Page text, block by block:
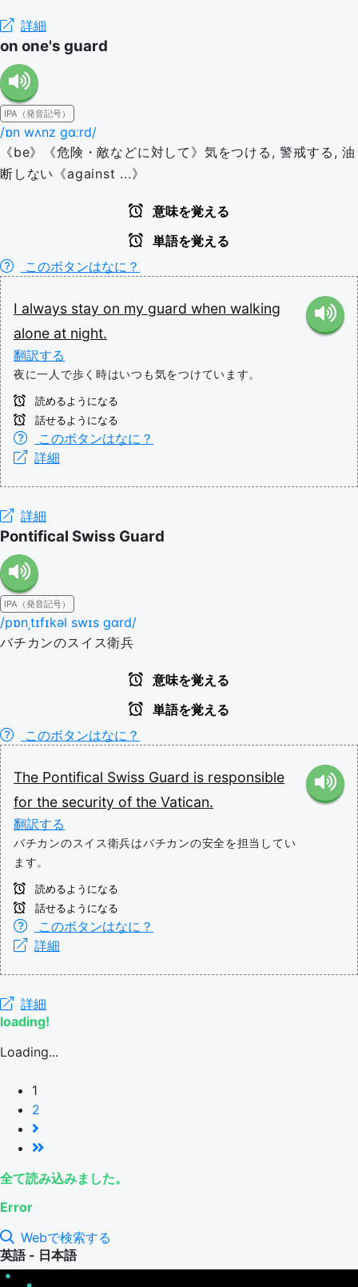
詳細
on one's guard
IPA（発音記号）
/ɒn wʌnz ɡɑːrd/
《be》《危険・敵などに対して》気をつける, 警戒する, 油
断しない《against ...》
意味を覚える
単語を覚える
このボタンはなに？
I always stay on my guard when walking
alone at night.
翻訳する
夜に一人で歩く時はいつも気をつけています。
読めるようになる
話せるようになる
このボタンはなに？
詳細
詳細
Pontifical Swiss Guard
IPA（発音記号）
/pɒnˌtɪfɪkəl swɪs gɑrd/
バチカンのスイス衛兵
意味を覚える
単語を覚える
このボタンはなに？
The Pontifical Swiss Guard is responsible
for the security of the Vatican.
翻訳する
バチカンのスイス衛兵はバチカンの安全を担当してい
ます。
読めるようになる
話せるようになる
このボタンはなに？
詳細
詳細
loading!
Loading...
1
2
全て読み込みました。
Error
Webで検索する
英語 - 日本語